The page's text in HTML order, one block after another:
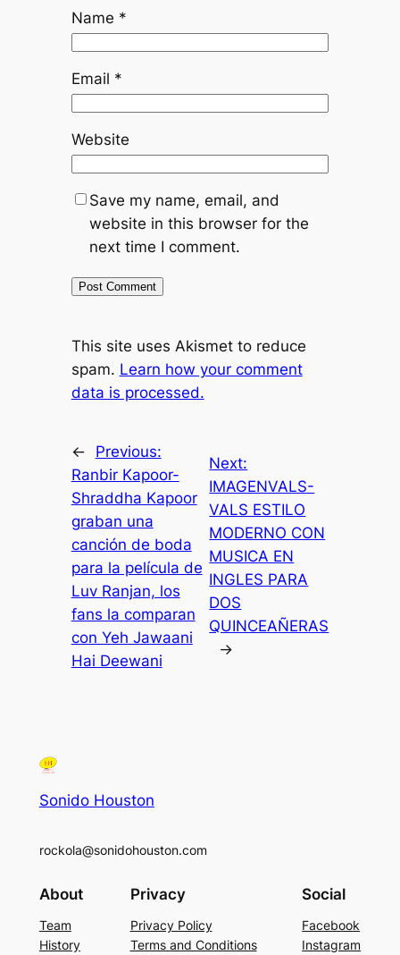
Name *
Email *
Website
Save my name, email, and
website in this browser for the
next time I comment.
This site uses Akismet to reduce
spam. Learn how your comment
data is processed.
←
Previous:
Ranbir Kapoor-
Shraddha Kapoor
graban una
canción de boda
para la película de
Luv Ranjan, los
fans la comparan
con Yeh Jawaani
Hai Deewani
Next:
IMAGENVALS-
VALS ESTILO
MODERNO CON
MUSICA EN
INGLES PARA
DOS
QUINCEAÑERAS
→
Sonido Houston
rockola@sonidohouston.com
About
Team
History
Privacy
Privacy Policy
Terms and Conditions
Social
Facebook
Instagram